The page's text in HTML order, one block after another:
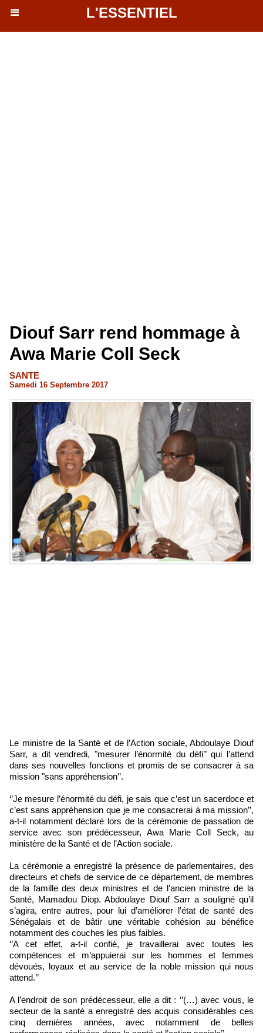
L'ESSENTIEL
Diouf Sarr rend hommage à
Awa Marie Coll Seck
SANTE
Samedi 16 Septembre 2017
Le ministre de la Santé et de l’Action sociale, Abdoulaye Diouf
Sarr, a dit vendredi, "mesurer l’énormité du défi’’ qui l’attend
dans ses nouvelles fonctions et promis de se consacrer à sa
mission "sans appréhension’’.
‘’Je mesure l’énormité du défi, je sais que c’est un sacerdoce et
c’est sans appréhension que je me consacrerai à ma mission’’,
a-t-il notamment déclaré lors de la cérémonie de passation de
service avec son prédécesseur, Awa Marie Coll Seck, au
ministère de la Santé et de l’Action sociale.
La cérémonie a enregistré la présence de parlementaires, des
directeurs et chefs de service de ce département, de membres
de la famille des deux ministres et de l’ancien ministre de la
Santé, Mamadou Diop. Abdoulaye Diouf Sarr a souligné qu’il
s’agira, entre autres, pour lui d’améliorer l’état de santé des
Sénégalais et de bâtir une véritable cohésion au bénéfice
notamment des couches les plus faibles.
‘’A cet effet, a-t-il confié, je travaillerai avec toutes les
compétences et m’appuierai sur les hommes et femmes
dévoués, loyaux et au service de la noble mission qui nous
attend.’’
A l’endroit de son prédécesseur, elle a dit : ‘’(…) avec vous, le
secteur de la santé a enregistré des acquis considérables ces
cinq dernières années, avec notamment de belles